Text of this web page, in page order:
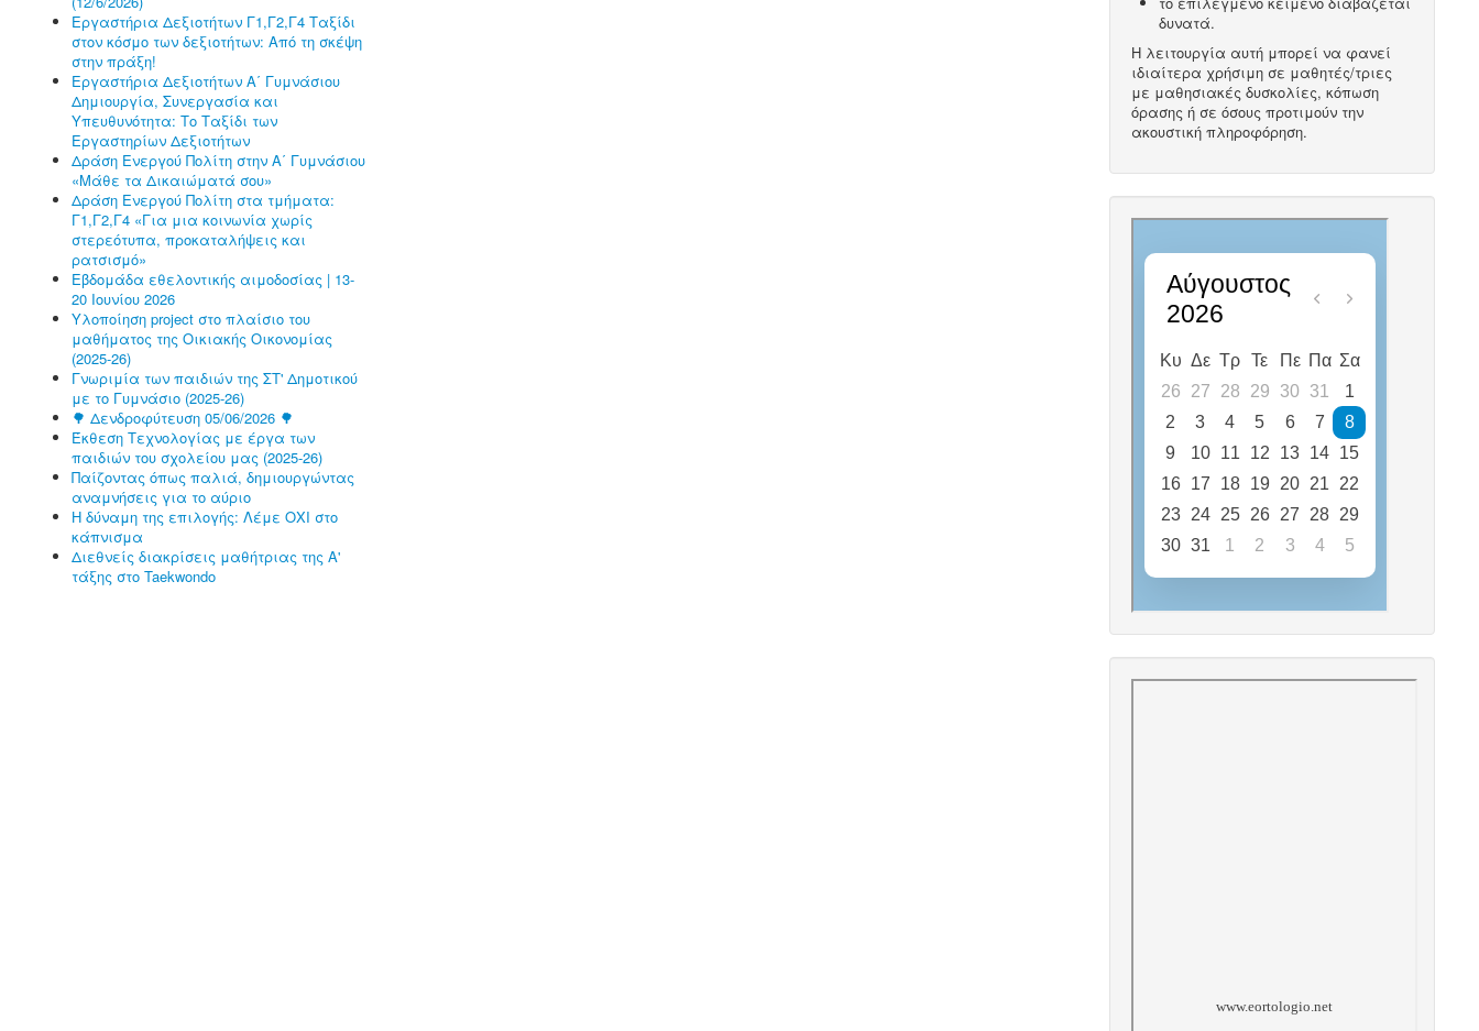
Εργαστήρια Δεξιοτήτων Γ1,Γ2,Γ4 Ταξίδι
στον κόσμο των δεξιοτήτων: Από τη σκέψη
στην πράξη!
Εργαστήρια Δεξιοτήτων Α΄ Γυμνάσιου
Δημιουργία, Συνεργασία και
Υπευθυνότητα: Το Ταξίδι των
Εργαστηρίων Δεξιοτήτων
Δράση Ενεργού Πολίτη στην Α΄ Γυμνάσιου
«Μάθε τα Δικαιώματά σου»
Δράση Ενεργού Πολίτη στα τμήματα:
Γ1,Γ2,Γ4 «Για μια κοινωνία χωρίς
στερεότυπα, προκαταλήψεις και
ρατσισμό»
Εβδομάδα εθελοντικής αιμοδοσίας | 13-
20 Ιουνίου 2026
Υλοποίηση project στο πλαίσιο του
μαθήματος της Οικιακής Οικονομίας
(2025-26)
Γνωριμία των παιδιών της ΣΤ' Δημοτικού
με το Γυμνάσιο (2025-26)
🌳 Δενδροφύτευση 05/06/2026 🌳
Έκθεση Τεχνολογίας με έργα των
παιδιών του σχολείου μας (2025-26)
Παίζοντας όπως παλιά, δημιουργώντας
αναμνήσεις για το αύριο
Η δύναμη της επιλογής: Λέμε ΟΧΙ στο
κάπνισμα
Διεθνείς διακρίσεις μαθήτριας της Α'
τάξης στο Taekwondo
δυνατά.
Η λειτουργία αυτή μπορεί να φανεί
ιδιαίτερα χρήσιμη σε μαθητές/τριες
με μαθησιακές δυσκολίες, κόπωση
όρασης ή σε όσους προτιμούν την
ακουστική πληροφόρηση.